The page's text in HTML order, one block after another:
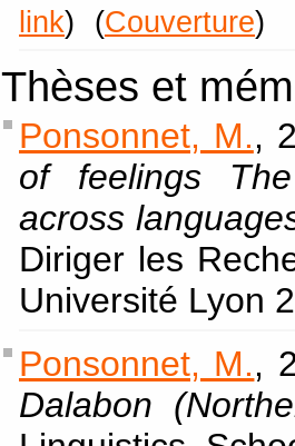
link) (Couverture)
Thèses et
Ponsonnet, M.,
of feelings
across
Diriger les
Université Lyon
Ponsonnet, M.,
Dalabon